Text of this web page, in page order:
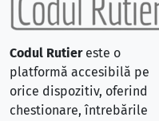
Codul Rutiereste o
platformă accesibilă pe
orice dispozitiv, oferind
chestionare, întrebările